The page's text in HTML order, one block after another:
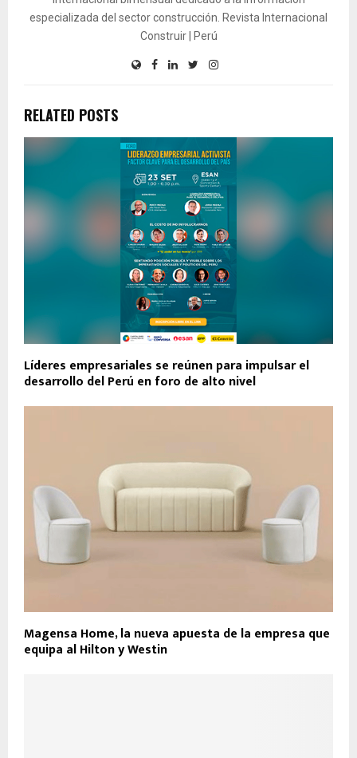
especializada del sector construcción. Revista Internacional
Construir | Perú
RELATED POSTS
Líderes empresariales se reúnen para impulsar el
desarrollo del Perú en foro de alto nivel
Magensa Home, la nueva apuesta de la empresa que
equipa al Hilton y Westin